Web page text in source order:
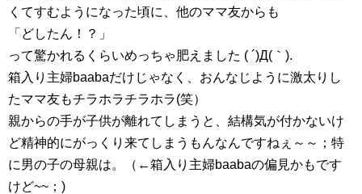
くてすむようになった頃に、他のママ友からも
「どしたん！？」
って驚かれるくらいめっちゃ肥えました ( ´)Д(｀).
箱入り主婦baabaだけじゃなく、おんなじように激太りし
たママ友もチラホラチラホラ(笑）
親からの手が子供が離れてしまうと、結構気が付かないけ
ど精神的にがっくり来てしまうもんなんですねぇ～～；特
に男の子の母親は。（←箱入り主婦baabaの偏見かもです
けど~~；)